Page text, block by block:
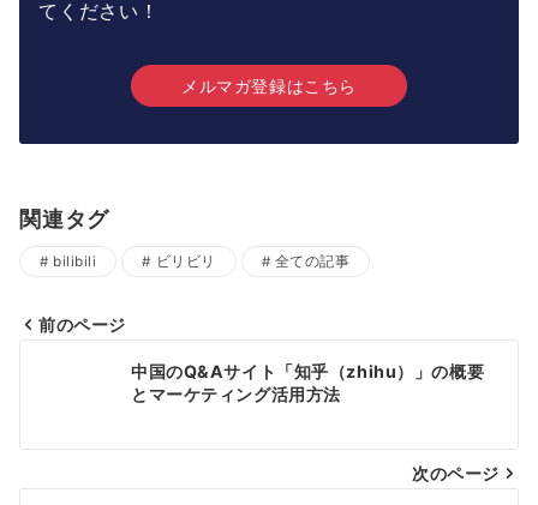
てください！
メルマガ登録はこちら
関連タグ
bilibili ビリビリ 全ての記事
ビ
前のページ
中国のQ&Aサイト「知乎（zhihu）」の概要
とマーケティング活用方法
次のページ